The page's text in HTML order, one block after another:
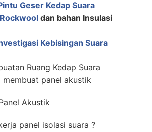
Geser Kedap Suara
dan bahan Insulasi
Kebisingan Suara
Ruang Kedap Suara
membuat panel akustik
Akustik
panel isolasi suara ?